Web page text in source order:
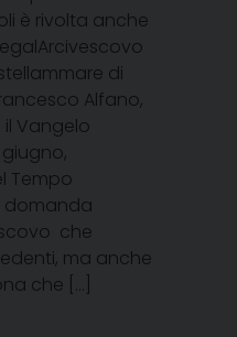
è rivolta anche
di
Alfano,
Vangelo
Tempo

 che
ma anche
che […]